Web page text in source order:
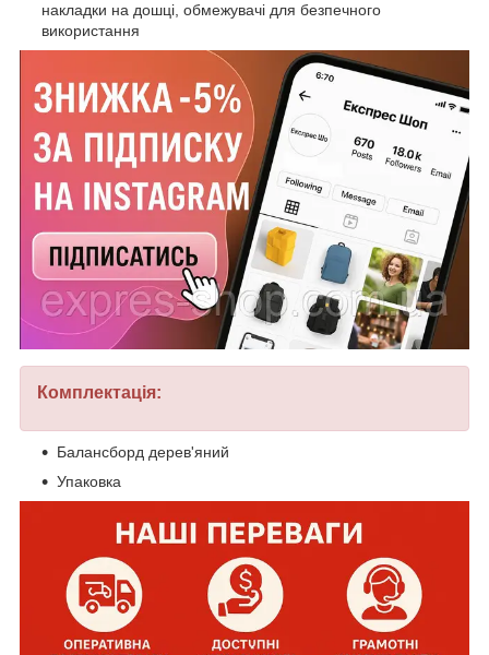
накладки на дошці, обмежувачі для безпечного
використання
Комплектація:
Балансборд дерев'яний
Упаковка